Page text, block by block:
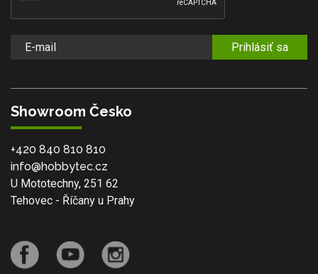
Prihlásiť sa
Showroom Česko
+420 840 810 810
info@hobbytec.cz
U Mototechny, 251 62
Tehovec - Říčany u Prahy